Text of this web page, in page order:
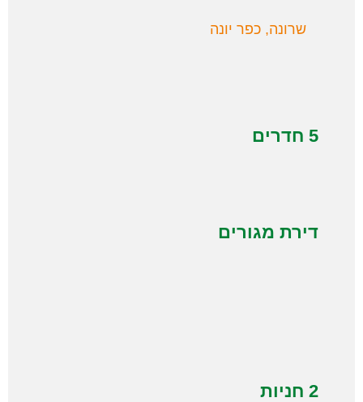
שרונה, כפר יונה
5 חדרים
דירת מגורים
2 חניות